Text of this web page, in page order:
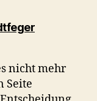
sagt:
nicht mehr
Seite